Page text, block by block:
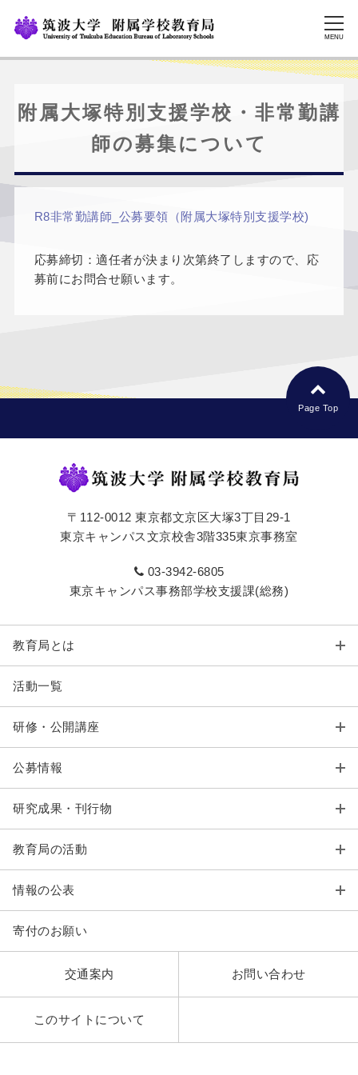
MENU
附属大塚特別支援学校・非常勤講
師の募集について
R8非常勤講師_公募要領（附属大塚特別支援学校)
応募締切：適任者が決まり次第終了しますので、応
募前にお問合せ願います。
Page Top
〒112-0012 東京都文京区大塚3丁目29-1
東京キャンパス文京校舎3階335東京事務室
03-3942-6805
東京キャンパス事務部学校支援課(総務)
教育局とは
活動一覧
研修・公開講座
公募情報
研究成果・刊行物
教育局の活動
情報の公表
寄付のお願い
交通案内 お問い合わせ
このサイトについて